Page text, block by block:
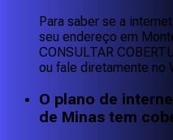
Para saber se a
seu endereço em
CONSULTAR
ou fale diretamente no
O plano de
de Minas tem